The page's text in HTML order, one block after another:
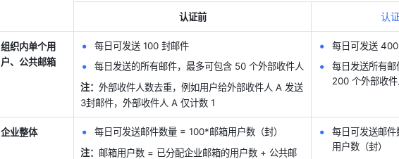
认证前 认
组织内单个用
户、公共邮箱
每日可发送 100 封邮件
每日发送的所有邮件，最多可包含 50 个外部收件人
注： 外部收件人数去重，例如用户给外部收件人 A 发送
3封邮件，外部收件人 A 仅计数 1
每日可发送
每日发送所有邮
200 个外部收件
企业整体
每日可发送邮件数量 = 100*邮箱用户数（封）
注： 邮箱用户数 = 已分配企业邮箱的用户数 + 公共邮
每日可发送邮
用户数（封）